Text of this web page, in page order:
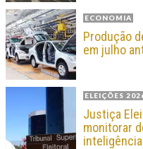
ECONOMIA
Produção
em julho
ELEIÇÕES
Justiça
monitorar